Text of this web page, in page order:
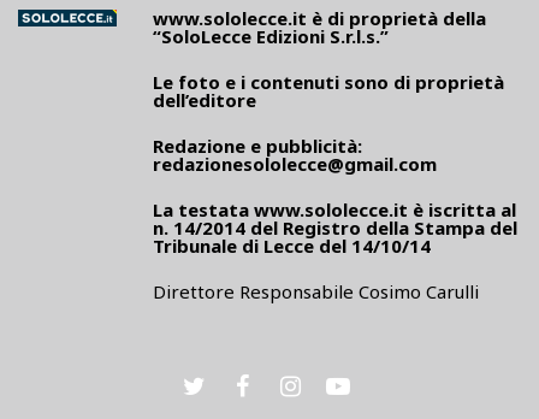
www.sololecce.it è di proprietà della
“SoloLecce Edizioni S.r.l.s.”
Le foto e i contenuti sono di proprietà
dell’editore
Redazione e pubblicità:
redazionesololecce@gmail.com
La testata www.sololecce.it è iscritta al
n. 14/2014 del Registro della Stampa del
Tribunale di Lecce del 14/10/14
Direttore Responsabile Cosimo Carulli